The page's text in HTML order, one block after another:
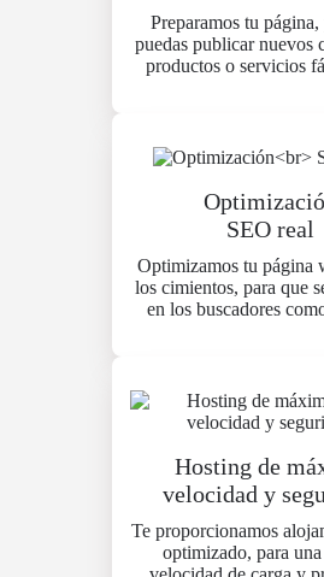
Preparamos tu página,
puedas publicar nuevos
productos o servicios
SEO real
Optimizamos tu página
los cimientos, para que
en los buscadores
Hosting de
velocidad y
Te proporcionamos
optimizado, para